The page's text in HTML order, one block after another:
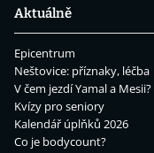
Aktuálně
Epicentrum
Neštovice: příznaky, léčba
V čem jezdí Yamal a Mesii?
Kvízy pro seniory
Kalendář úplňků 2026
Co je bodycount?